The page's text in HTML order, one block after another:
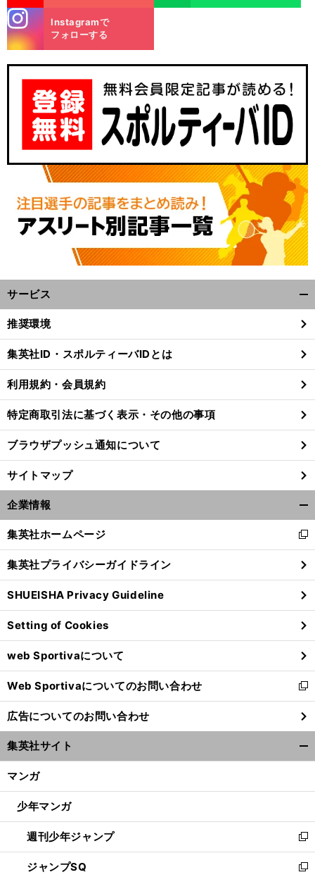
】
播
」
m
Instagramで
フォローする
サービス
閉
る
推奨環境
集英社ID・スポルティーバIDとは
利用規約・会員規約
特定商取引法に基づく表示・その他の事項
ブラウザプッシュ通知について
サイトマップ
企業情報
閉
る
集英社ホームページ
新
し
い
ウ
ィ
ン
ド
ウ
で
開
く
集英社プライバシーガイドライン
SHUEISHA Privacy Guideline
Setting of Cookies
web Sportivaについて
Web Sportivaについてのお問い合わせ
新
し
い
ウ
ィ
ン
ウ
開
く
広告についてのお問い合わせ
集英社サイト
マンガ
少年マンガ
週刊少年ジャンプ
新
し
い
ジャンプSQ
新